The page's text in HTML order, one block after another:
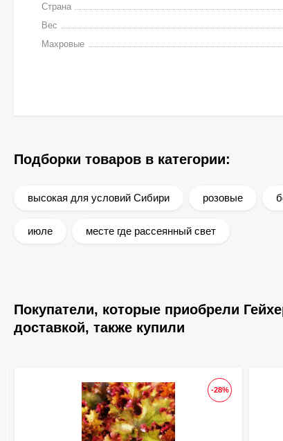
Страна
Вес
Махровые
Подборки товаров в категории:
высокая для условий Сибири розовые
июле месте где рассеянный свет
Покупатели, которые приобрели
доставкой, также купили
-28%